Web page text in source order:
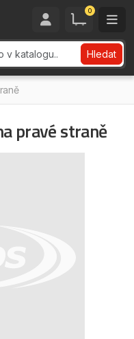
0
Hledat
pravé straně